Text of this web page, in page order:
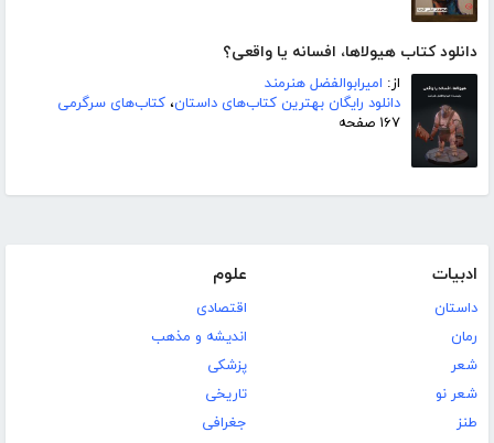
دانلود کتاب هیولاها، افسانه یا واقعی؟
از: امیرابوالفضل هنرمند
دانلود رایگان بهترین کتاب‌های داستان، کتاب‌های سرگرمی
۱۶۷ صفحه
ادبیات
داستان
رمان
شعر
شعر نو
طنز
علوم
اقتصادی
اندیشه و مذهب
پزشکی
تاریخی
جغرافی